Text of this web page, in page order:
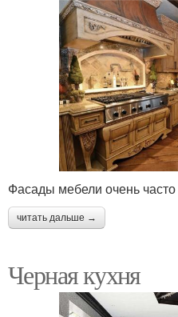
Фасады мебели очень
читать дальше →
Черная кухня